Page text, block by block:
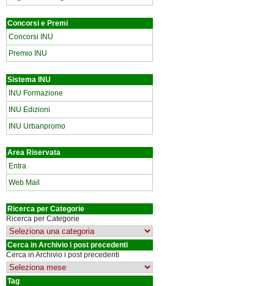
Concorsi e Premi
Concorsi INU
Premio INU
Sistema INU
INU Formazione
INU Edizioni
INU Urbanpromo
Area Riservata
Entra
Web Mail
Ricerca per Categorie
Ricerca per Categorie
Cerca in Archivio i post precedenti
Cerca in Archivio i post precedenti
Tag